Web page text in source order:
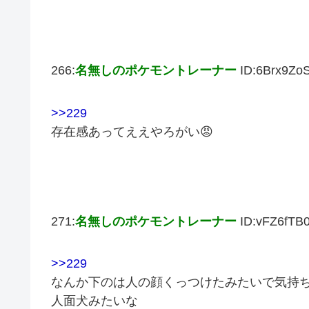
266:名無しのポケモントレーナー
>>229
存在感あってええやろがい😡
271:名無しのポケモントレーナー
>>229
なんか下のは人の顔くっつけたみたいで気持
人面犬みたいな